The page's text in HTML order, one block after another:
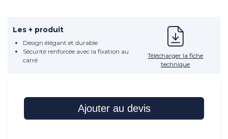
Les + produit
Design élégant et durable
Sécurité renforcée avec la fixation au
carré
Télécharger la fiche
technique
Ajouter au devis